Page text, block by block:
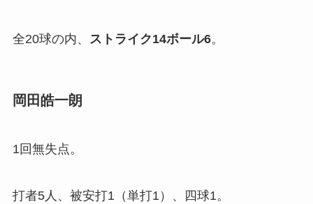
全20球の内、 ストライク14ボール6。
岡田皓一朗
1回無失点。
打者5人、被安打1（単打1）、四球1。